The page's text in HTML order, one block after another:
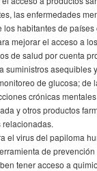
las enfermedades
los habitantes de
mejorar el acceso a
de salud por cuenta
suministros asequibles
de glucosa; de
crónicas
y otros productos
el virus del papiloma
de
tener acceso a